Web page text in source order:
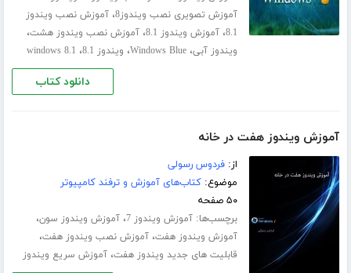
آموزش تصویری نصب ویندوز8 ،آموزش نصب ویندوز
8.1،آموزش ویندوز 8.1 ،آموزش نصب ویندوز هشت،
ویندوز آبی،Windows Blue، ویندوز 8.1 ، windows 8.1
دانلود کتاب
آموزش ویندوز هفت در خانه
از:فردوس رسولی
موضوع:کتاب‌های آموزش و ترفند کامپیوتر
۵۰ صفحه
برچسب‌ها:آموزش ویندوز 7 ،آموزش ویندوز سون،
آموزش ویندوز هفت،آموزش نصب ویندوز هفت،
قابلیت های جدید ویندوز هفت،آموزش سریع ویندوز